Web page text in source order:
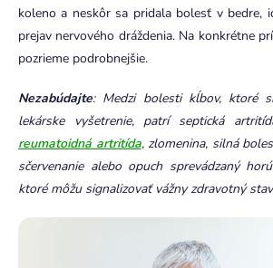
koleno a neskôr sa pridala bolesť v bedre,
prejav nervového dráždenia. Na konkrétne
pozrieme podrobnejšie.
Nezabúdajte: Medzi bolesti kĺbov, ktoré
lekárske vyšetrenie, patrí septická
reumatoidná artritída, zlomenina, silná
sčervenanie alebo opuch sprevádzaný
ktoré môžu signalizovať vážny zdravotný